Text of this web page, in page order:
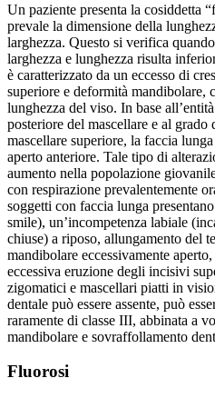
Un paziente presenta la cosiddetta
prevale la dimensione della
larghezza. Questo si verifica
larghezza e lunghezza risulta
è caratterizzato da un eccesso di
superiore e deformità mandibolare,
lunghezza del viso. In base
posteriore del mascellare e al
mascellare superiore, la faccia
aperto anteriore. Tale tipo di
aumento nella popolazione
con respirazione prevalentemente
soggetti con faccia lunga
smile), un’incompetenza labiale
chiuse) a riposo, allungamento del
mandibolare eccessivamente
eccessiva eruzione degli incisivi
zigomatici e mascellari piatti in
dentale può essere assente, può
raramente di classe III, abbinata a
mandibolare e sovraffollamento
Fluorosi